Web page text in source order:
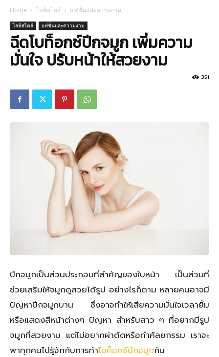
Home ไลฟ์สไตล์ แฟชั่นและความงาม
ไลฟ์สไตล์ แฟชั่นและความงาม
ฉีดโบท็อกซ์ปีกจมูก เพิ่มความ
มั่นใจ ปรับหน้าให้สวยงาม
351
ปีกจมูกเป็นส่วนประกอบที่สำคัญของใบหน้า เป็นส่วนที่
ช่วยเสริมให้จมูกดูสวยได้รูป อย่างไรก็ตาม หลายคนอาจมี
ปัญหาปีกจมูกบาน ซึ่งอาจทำให้เสียความมั่นใจเวลายิ้ม
หรือแสดงสีหน้าต่างๆ ปัญหา สำหรับสาว ๆ ที่อยากมีรูป
จมูกที่สวยงาม แต่ไม่อยากผ่าตัดหรือทำศัลยกรรม เราจะ
พาทุกคนไปรู้จักกับการทำโบท็อกซ์ปีกจมูกกัน